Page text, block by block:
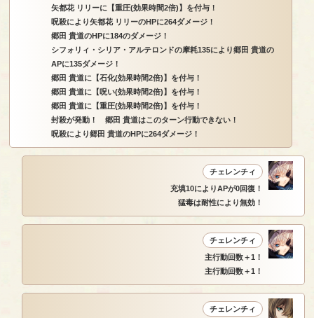
矢都花 リリーに【重圧(効果時間2倍)】を付与！
呪殺により矢都花 リリーのHPに264ダメージ！
郷田 貴道のHPに184のダメージ！
シフォリィ・シリア・アルテロンドの摩耗135により郷田 貴道の
APに135ダメージ！
郷田 貴道に【石化(効果時間2倍)】を付与！
郷田 貴道に【呪い(効果時間2倍)】を付与！
郷田 貴道に【重圧(効果時間2倍)】を付与！
封殺が発動！ 郷田 貴道はこのターン行動できない！
呪殺により郷田 貴道のHPに264ダメージ！
チェレンチィ
充填10によりAPが0回復！
猛毒は耐性により無効！
チェレンチィ
主行動回数＋1！
主行動回数＋1！
チェレンチィ